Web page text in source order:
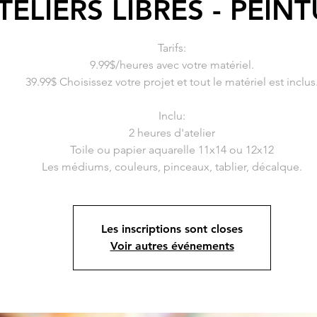
LIBRES -
Tarifs:
9.99$/heures avec votre matériel.
39.99$ Choisissez votre projet et tout le matériel est inclus.
Inclu:
2 heures d'atelier
Toile ou papier aquarelle 11x14 ou 12x12
Les inscriptions sont closes
Voir autres événements